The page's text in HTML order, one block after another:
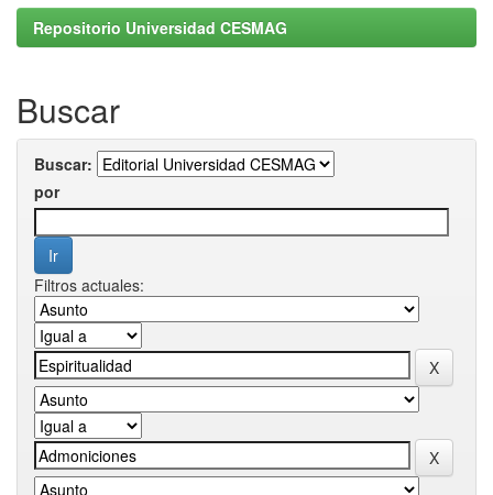
Repositorio Universidad CESMAG
Buscar
Buscar:
por
Filtros actuales: